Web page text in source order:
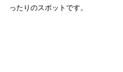
ったりのスポットです。